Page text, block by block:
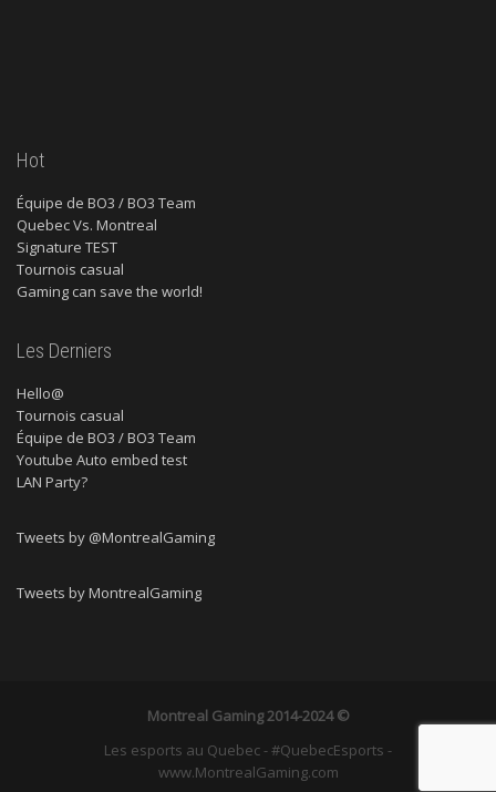
Hot
Équipe de BO3 / BO3 Team
Quebec Vs. Montreal
Signature TEST
Tournois casual
Gaming can save the world!
Les Derniers
Hello@
Tournois casual
Équipe de BO3 / BO3 Team
Youtube Auto embed test
LAN Party?
Tweets by @MontrealGaming
Tweets by MontrealGaming
Montreal Gaming2014-2024 ©
Les esports au Quebec - #QuebecEsports -
www.MontrealGaming.com